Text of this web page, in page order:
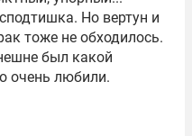
Но вертун и
тоже не обходилось.
был какой
очень любили.